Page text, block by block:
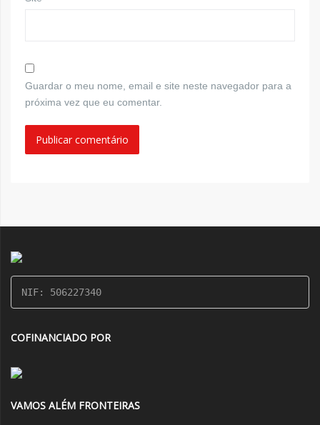
Guardar o meu nome, email e site neste navegador para a
próxima vez que eu comentar.
NIF: 506227340
COFINANCIADO POR
VAMOS ALÉM FRONTEIRAS